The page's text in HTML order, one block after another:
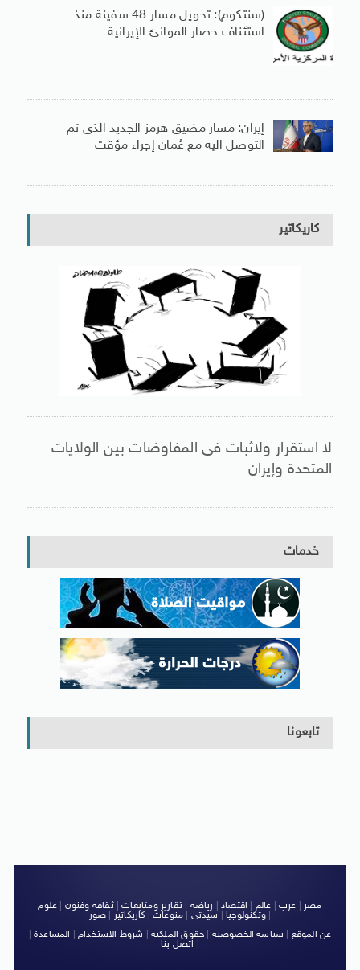
(سنتكوم): تحويل مسار 48 سفينة منذ
استئناف حصار الموانئ الإيرانية
إيران: مسار مضيق هرمز الجديد الذى تم
التوصل اليه مع عُمان إجراء مؤقت
كاريكاتير
لا استقرار ولاثبات فى المفاوضات بين الولايات
المتحدة وإيران
خدمات
تابعونا
مصر عرب عالم اقتصاد رياضة |تقارير ومتابعات|ثقافة وفنون
علوم
وتكنولوجيا| سيدتى منوعات كاريكاتير صور
|
عن الموقع
سياسة الخصوصية حقوق الملكية شروط الاستخدام| المساعدة|
اتصل بنا